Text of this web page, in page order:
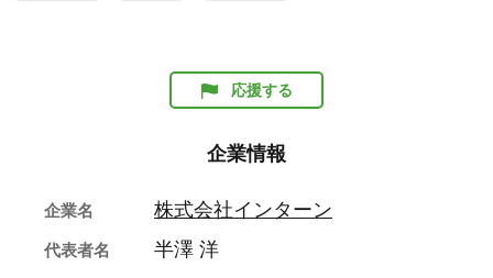
応援する
企業情報
企業名 株式会社インターン
代表者名 半澤 洋